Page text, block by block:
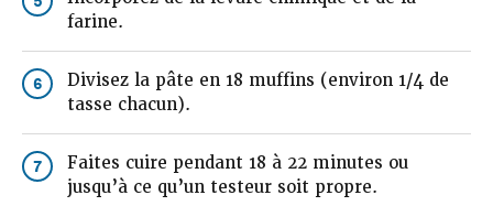
farine.
6
Divisez la pâte en 18 muffins (environ 1/4 de
tasse chacun).
7
Faites cuire pendant 18 à 22 minutes ou
jusqu’à ce qu’un testeur soit propre.